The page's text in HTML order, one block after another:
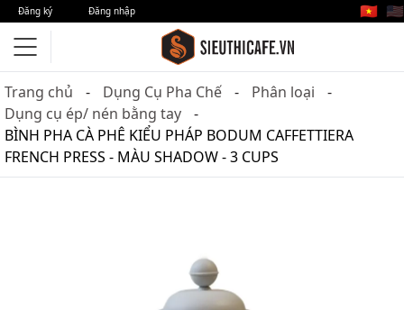
Đăng ký Đăng nhập 🇻🇳 🇺🇸
Trang chủ Dụng Cụ Pha Chế
Phân loại
Dụng cụ ép/ nén bằng tay
BÌNH PHA CÀ PHÊ KIỂU PHÁP BODUM CAFFETTIERA
FRENCH PRESS - MÀU SHADOW - 3 CUPS